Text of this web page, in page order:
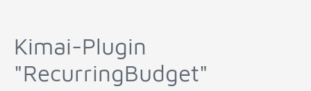
Kimai-Plugin
"RecurringBudget"